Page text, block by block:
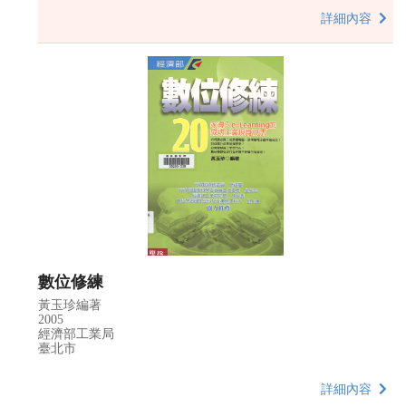
詳細內容
數位修練
黃玉珍編著
2005
經濟部工業局
臺北市
詳細內容